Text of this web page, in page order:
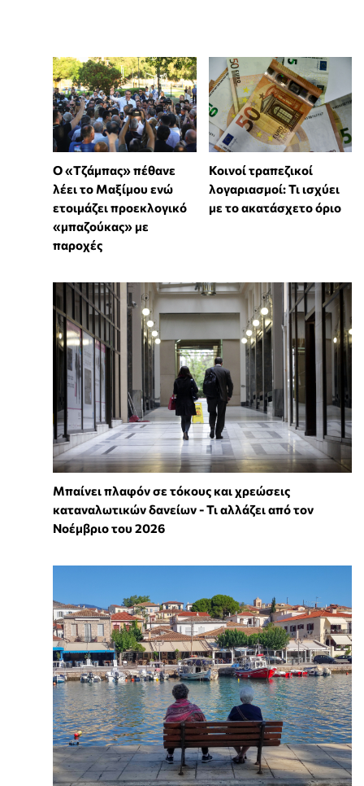
Ο «Τζάμπας» πέθανε
λέει το Μαξίμου ενώ
ετοιμάζει προεκλογικό
«μπαζούκας» με
παροχές
Κοινοί τραπεζικοί
λογαριασμοί: Τι ισχύει
με το ακατάσχετο όριο
Μπαίνει πλαφόν σε τόκους και χρεώσεις
καταναλωτικών δανείων - Τι αλλάζει από τον
Νοέμβριο του 2026